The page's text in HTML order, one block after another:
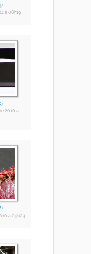
à 08h19
2010 à
à 09h04